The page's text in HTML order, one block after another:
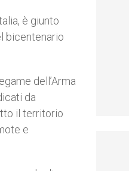
è giunto
bicentenario
dell’Arma
da
il territorio
e